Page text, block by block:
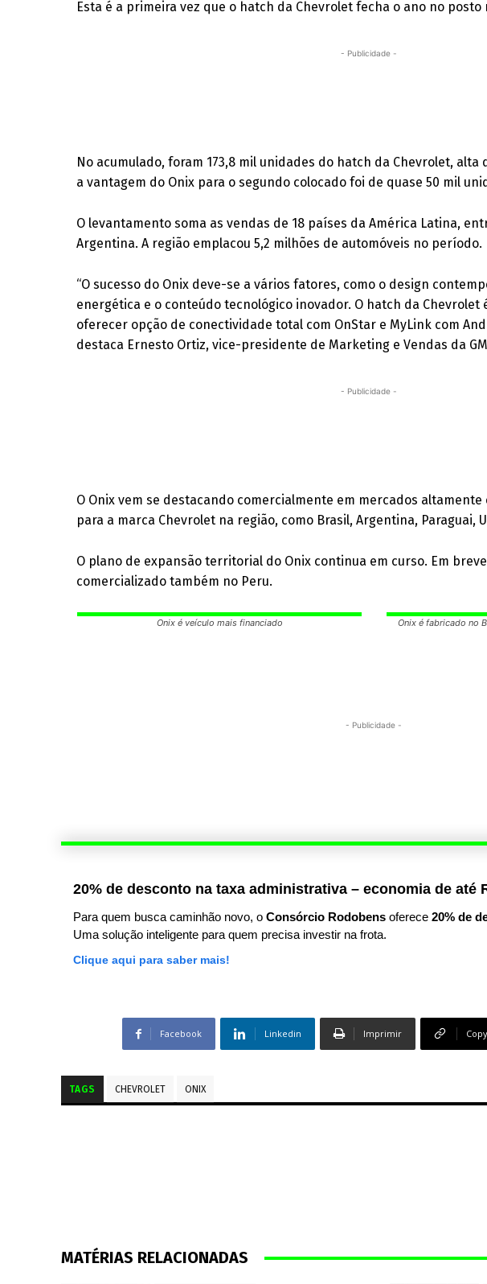
Esta é a primeira vez que o hatch da Chevrolet fecha o ano no
- Publicidade -
No acumulado, foram 173,8 mil unidades do hatch da Chevrolet, alta
a vantagem do Onix para o segundo colocado foi de quase 50 mil
O levantamento soma as vendas de 18 países da América Latina,
Argentina. A região emplacou 5,2 milhões de automóveis no período.
“O sucesso do Onix deve-se a vários fatores, como o design
energética e o conteúdo tecnológico inovador. O hatch da Chevrolet
oferecer opção de conectividade total com OnStar e MyLink com
destaca Ernesto Ortiz, vice-presidente de Marketing e Vendas da
- Publicidade -
O Onix vem se destacando comercialmente em mercados
para a marca Chevrolet na região, como Brasil, Argentina, Paraguai,
O plano de expansão territorial do Onix continua em curso. Em
comercializado também no Peru.
Onix é veículo mais financiado
Onix é fabricado no
- Publicidade -
20% de desconto na taxa administrativa – economia de até
Para quem busca caminhão novo, o Consórcio Rodobens oferece 20% de
Uma solução inteligente para quem precisa investir na frota.
Clique aqui para saber mais!
Facebook Linkedin Imprimir
TAGS CHEVROLET ONIX
MATÉRIAS RELACIONADAS